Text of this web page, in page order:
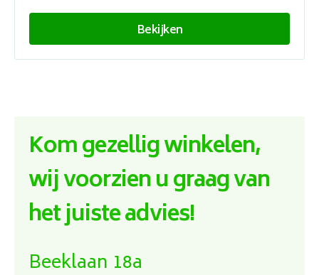
Bekijken
Kom gezellig winkelen,
wij voorzien u graag van
het juiste advies!
Beeklaan 18a